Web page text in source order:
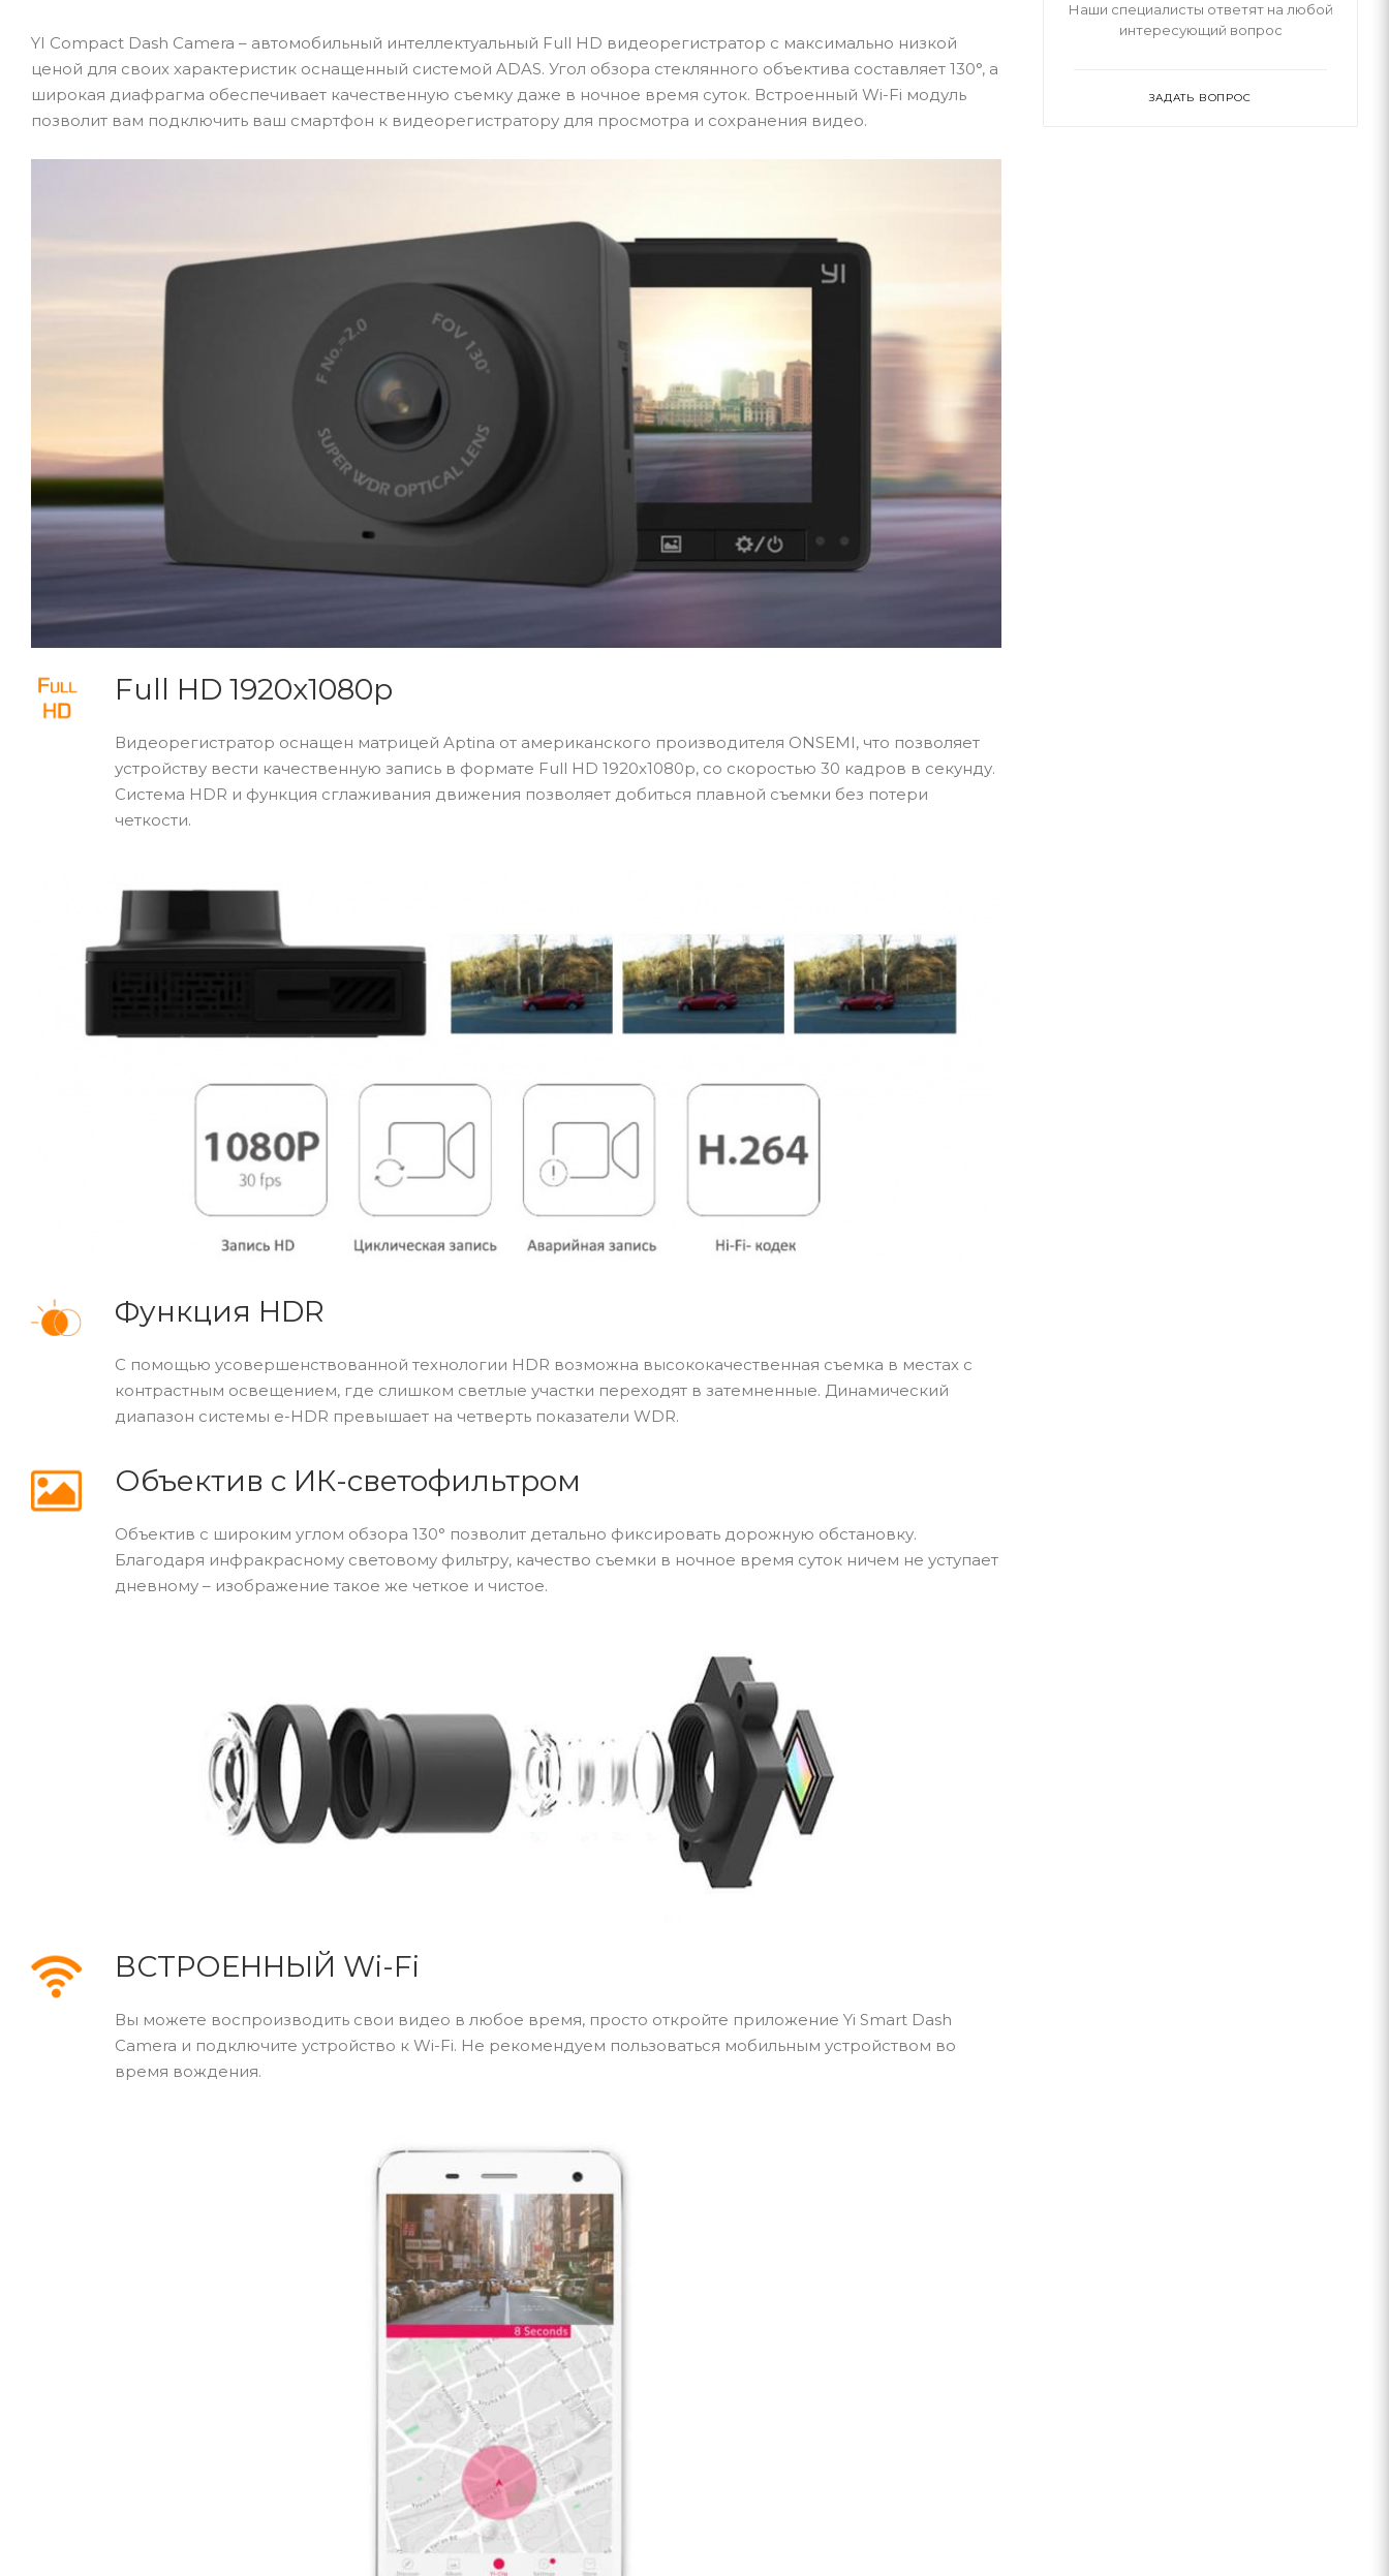
YI Compact Dash Camera – автомобильный интеллектуальный Full HD видеорегистратор с максимально низкой
ценой для своих характеристик оснащенный системой ADAS. Угол обзора стеклянного объектива составляет 130°, а
широкая диафрагма обеспечивает качественную съемку даже в ночное время суток. Встроенный Wi-Fi модуль
позволит вам подключить ваш смартфон к видеорегистратору для просмотра и сохранения видео.
Full HD 1920x1080p
Видеорегистратор оснащен матрицей Aptina от американского производителя ONSEMI, что позволяет
устройству вести качественную запись в формате Full HD 1920x1080p, со скоростью 30 кадров в секунду.
Система HDR и функция сглаживания движения позволяет добиться плавной съемки без потери
четкости.
Функция HDR
С помощью усовершенствованной технологии HDR возможна высококачественная съемка в местах с
контрастным освещением, где слишком светлые участки переходят в затемненные. Динамический
диапазон системы e-HDR превышает на четверть показатели WDR.
Объектив с ИК-светофильтром
Объектив с широким углом обзора 130° позволит детально фиксировать дорожную обстановку.
Благодаря инфракрасному световому фильтру, качество съемки в ночное время суток ничем не уступает
дневному – изображение такое же четкое и чистое.
ВСТРОЕННЫЙ Wi-Fi
Вы можете воспроизводить свои видео в любое время, просто откройте приложение Yi Smart Dash
Camera и подключите устройство к Wi-Fi. Не рекомендуем пользоваться мобильным устройством во
время вождения.
Наши специалисты ответят на любой
интересующий вопрос
ЗАДАТЬ ВОПРОС